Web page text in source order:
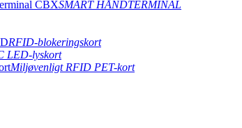
SMART HÅNDTERMINAL
RFID-blokeringskort
LED-lyskort
Miljøvenligt RFID PET-kort